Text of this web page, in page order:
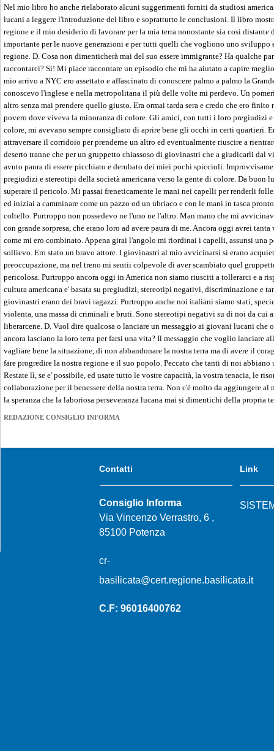
Nel mio libro ho anche rielaborato alcuni suggerimenti forniti da studiosi
lucani a leggere l'introduzione del libro e soprattutto le conclusioni. Il libro
regione e il mio desiderio di lavorare per la mia terra nonostante sia così distante
importante per le nuove generazioni e per tutti quelli che vogliono uno sviluppo
regione. D. Cosa non dimenticherà mai del suo essere immigrante? Ha qualche
raccontarci? Si! Mi piace raccontare un episodio che mi ha aiutato a capire
mio arrivo a NYC ero assettato e affascinato di conoscere palmo a palmo la
conoscevo l'inglese e nella metropolitana il più delle volte mi perdevo. Un
altro senza mai prendere quello giusto. Era ormai tarda sera e credo che ero
povero dove viveva la minoranza di colore. Gli amici, con tutti i loro pregiudizi
colore, mi avevano sempre consigliato di aprire bene gli occhi in certi quartieri.
attraversare il corridoio per prenderne un altro ed eventualmente riuscire a
deserto tranne che per un gruppetto chiassoso di giovinastri che a giudicarli dal
avuto paura di essere picchiato e derubato dei miei pochi spiccioli.
pregiudizi e stereotipi della società americana verso la gente di colore. Da buon
superare il pericolo. Mi passai freneticamente le mani nei capelli per renderli
ed iniziai a camminare come un pazzo od un ubriaco e con le mani in tasca
coltello. Purtroppo non possedevo ne l'uno ne l'altro. Man mano che mi
con grande sorpresa, che erano loro ad avere paura di me. Ancora oggi avrei
come mi ero combinato. Appena girai l'angolo mi riordinai i capelli, assunsi una
sollievo. Ero stato un bravo attore. I giovinastri al mio avvicinarsi si erano
preoccupazione, ma nel treno mi sentii colpevole di aver scambiato quel
pericolosa. Purtroppo ancora oggi in America non siamo riusciti a tollerarci e a
cultura americana e' basata su pregiudizi, stereotipi negativi, discriminazione e
giovinastri erano dei bravi ragazzi. Purtroppo anche noi italiani siamo stati,
violenta, una massa di criminali e bruti. Sono stereotipi negativi su di noi da cui
liberarcene. D. Vuol dire qualcosa o lanciare un messaggio ai giovani lucani che
ancora lasciano la loro terra per farsi una vita? Il messaggio che voglio lanciare
vagliare bene la situazione, di non abbandonare la nostra terra ma di avere il
fare progredire la nostra regione e il suo popolo. Peccato che tanti di noi abbiano
Restate lì, se e' possibile, ed usate tutto le vostre capacità, la vostra tenacia, le
collaborazione per il benessere della nostra terra. Non c'è molto da aggiungere al
la speranza che la laboriosa perseveranza lucana mai si dimentichi della propria
REDAZIONE CONSIGLIO INFORMA
Contatti
Consiglio Informa
Via Vincenzo Verrastro, 6 ,
85100 Potenza
cr-
basilicata@cert.regione.basilicata.it
C.F: 96016400762
Link